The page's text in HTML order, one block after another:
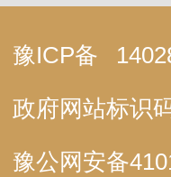
豫ICP备
政府网站标识
豫公网安备